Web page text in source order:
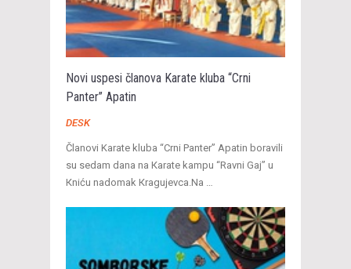
Novi uspesi članova Karate kluba “Crni
Panter” Apatin
DESK
Članovi Karate kluba “Crni Panter” Apatin boravili
su sedam dana na Кarate kampu “Ravni Gaj” u
Кniću nadomak Кragujevca.Na …